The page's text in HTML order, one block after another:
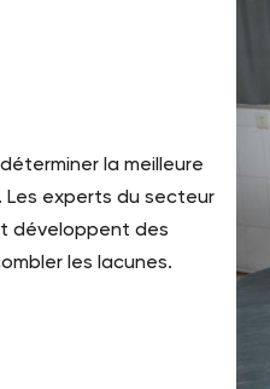
la meilleure
experts du secteur
développent des
les lacunes.